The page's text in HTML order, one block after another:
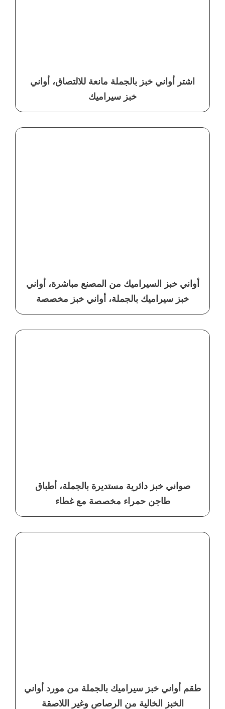
اشتر أواني خبز بالجملة مانعة للالتصاق، أواني
خبز سيراميك
أواني خبز السيراميك من المصنع مباشرة، أواني
خبز سيراميك بالجملة، أواني خبز مخصصة
صواني خبز دائرية مستديرة بالجملة، أطباق
طاجن حمراء مخصصة مع غطاء
طقم أواني خبز سيراميك بالجملة من مورد أواني
الخبز الخالية من الرصاص وغير اللاصقة